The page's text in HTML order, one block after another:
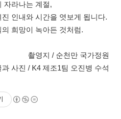
자라나는 계절,
인내와 시간을 엿보게 됩니다.
희망이 녹아든 것처럼.
촬영지 / 순천만 국가정원
과 사진 / K4 제조1팀 오진병 수석